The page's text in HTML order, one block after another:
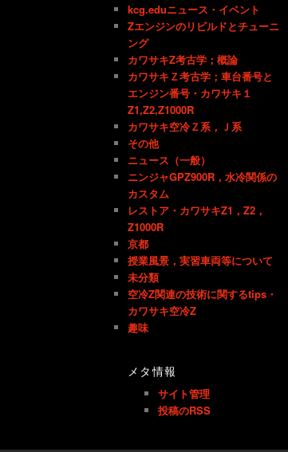
kcg.eduニュース・イベント
Zエンジンのリビルドとチューニ
ング
カワサキZ考古学；概論
カワサキＺ考古学；車台番号と
エンジン番号・カワサキ１
Z1,Z2,Z1000R
カワサキ空冷Ｚ系，Ｊ系
その他
ニュース（一般）
ニンジャGPZ900R，水冷関係の
カスタム
レストア・カワサキZ1，Z2，
Z1000R
京都
授業風景，実習車両等について
未分類
空冷Z関連の技術に関するtips・
カワサキ空冷Z
趣味
メタ情報
サイト管理
投稿のRSS